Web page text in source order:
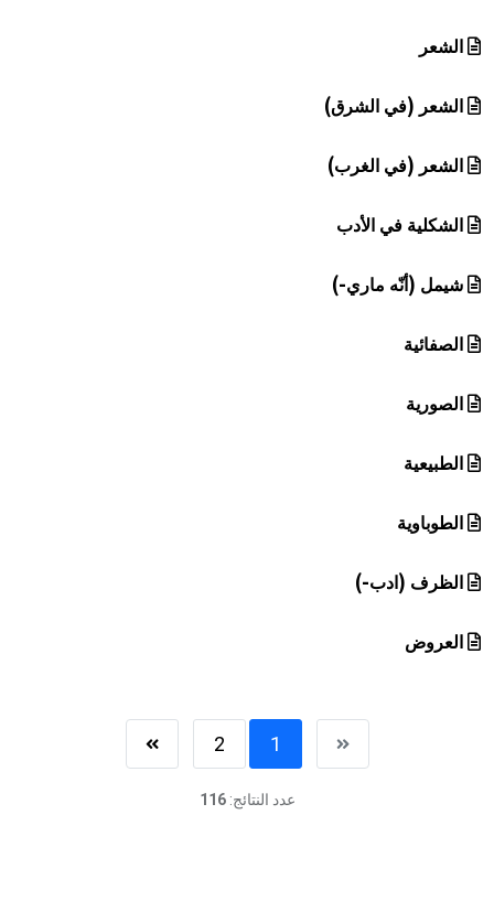
الشعر
الشعر (في الشرق)
الشعر (في الغرب)
الشكلية في الأدب
شيمل (أنّه ماري-)
الصفائية
الصورية
الطبيعية
الطوباوية
الظرف (ادب-)
العروض
1
2
عدد النتائج:116